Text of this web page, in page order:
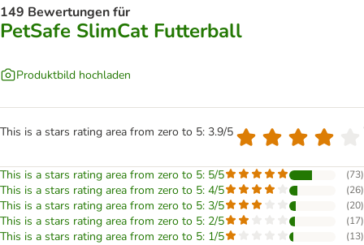
149 Bewertungen für
PetSafe SlimCat Futterball
Produktbild hochladen
This is a stars rating area from zero to 5: 3.9/5
This is a stars rating area from zero to 5: 5/5 (73)
This is a stars rating area from zero to 5: 4/5 (26)
This is a stars rating area from zero to 5: 3/5 (20)
This is a stars rating area from zero to 5: 2/5 (17)
This is a stars rating area from zero to 5: 1/5 (13)